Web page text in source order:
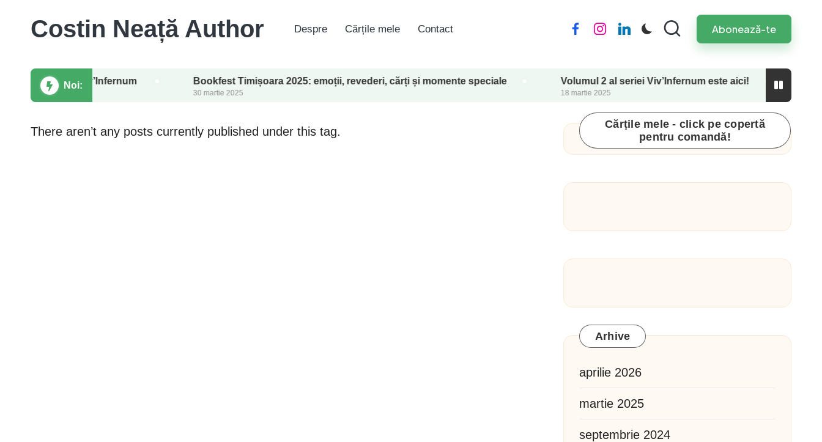
Costin Neață Author Despre Cărțile mele Contact FacebookInstagramLinkedIn Abonează-te
Noi:
Viv’Infernum Bookfest Timișoara 2025: emoții, revederi, cărți și momente speciale
30 martie 2025
Volumul 2 al seriei Viv’Infernum este aici!
18 martie 2025
There aren’t any posts currently published under this tag.
Cărțile mele - click pe copertă
pentru comandă!
Arhive
aprilie 2026
martie 2025
septembrie 2024